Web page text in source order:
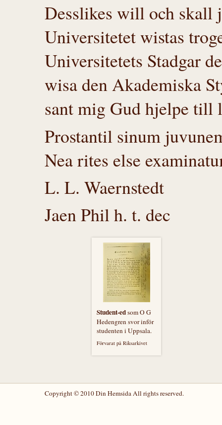
Desslikes will och skall
Universitetet wistas
Universitetets Stadgar
wisa den Akademiska
sant mig Gud hjelpe till
Prostantil sinum
Nea rites else
L. L. Waernstedt
Jaen Phil h. t. dec
Student-edsom O G
Hedengren svor inför
studenten i Uppsala.
Förvarat på Riksarkivet
Copyright © 2010 Din Hemsida All rights reserved.